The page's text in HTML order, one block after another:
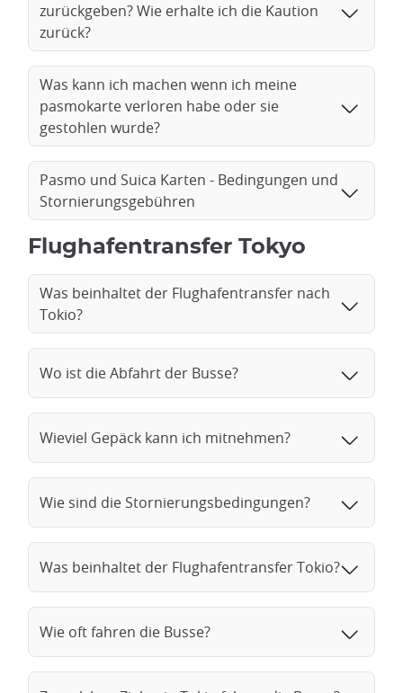
zurückgeben? Wie erhalte ich die Kaution
zurück?
Was kann ich machen wenn ich meine
pasmokarte verloren habe oder sie
gestohlen wurde?
Pasmo und Suica Karten - Bedingungen und
Stornierungsgebühren
Flughafentransfer Tokyo
Was beinhaltet der Flughafentransfer nach
Tokio?
Wo ist die Abfahrt der Busse?
Wieviel Gepäck kann ich mitnehmen?
Wie sind die Stornierungsbedingungen?
Was beinhaltet der Flughafentransfer Tokio?
Wie oft fahren die Busse?